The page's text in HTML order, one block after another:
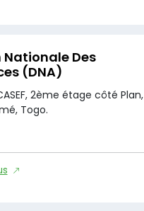
Des
(DNA)
2ème étage côté Plan,
Togo.